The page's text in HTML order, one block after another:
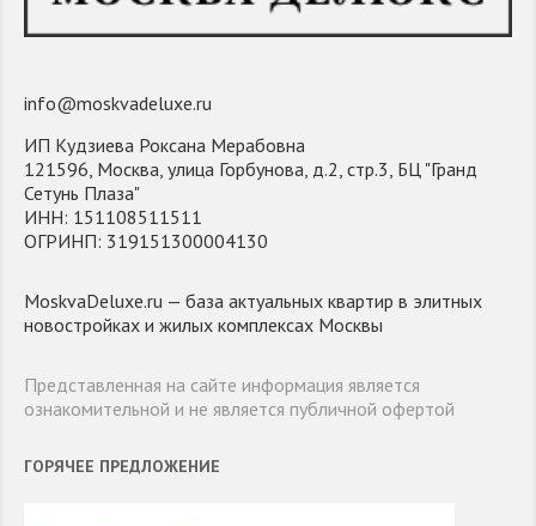
info@moskvadeluxe.ru
ИП Кудзиева Роксана Мерабовна
121596, Москва, улица Горбунова, д.2, стр.3, БЦ "Гранд
Сетунь Плаза"
ИНН: 151108511511
ОГРИНП: 319151300004130
MoskvaDeluxe.ru — база актуальных квартир в элитных
новостройках и жилых комплексах Москвы
Представленная на сайте информация является
ознакомительной и не является публичной офертой
ГОРЯЧЕЕ ПРЕДЛОЖЕНИЕ